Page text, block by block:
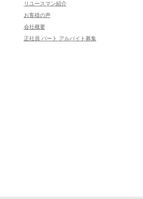
リユースマン紹介
お客様の声
会社概要
正社員 パート アルバイト募集